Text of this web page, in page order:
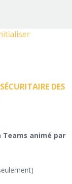
DES
animé par